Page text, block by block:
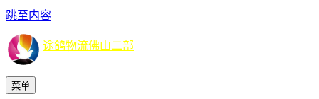
跳至内容
途鸽物流佛山二部
菜单